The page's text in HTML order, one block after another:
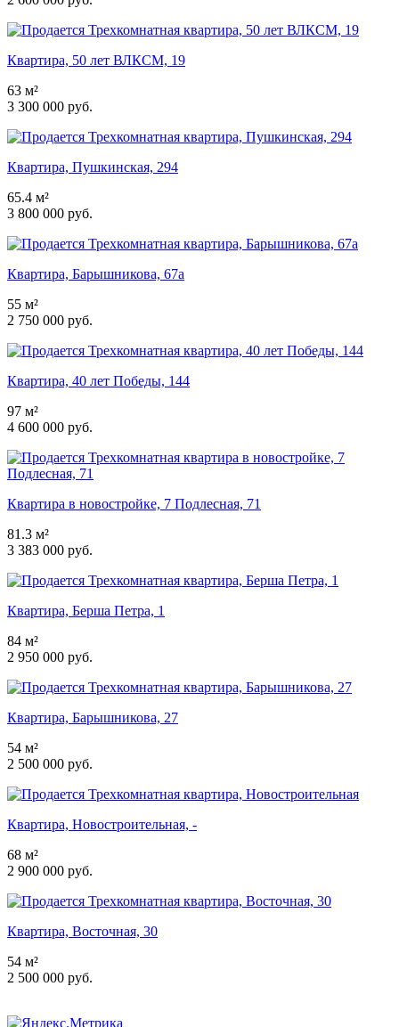
Квартира, 50 лет ВЛКСМ, 19
63 м²
3 300 000 руб.
Квартира, Пушкинская, 294
65.4 м²
3 800 000 руб.
Квартира, Барышникова, 67а
55 м²
2 750 000 руб.
Квартира, 40 лет Победы, 144
97 м²
4 600 000 руб.
Квартира в новостройке, 7 Подлесная, 71
81.3 м²
3 383 000 руб.
Квартира, Берша Петра, 1
84 м²
2 950 000 руб.
Квартира, Барышникова, 27
54 м²
2 500 000 руб.
Квартира, Новостроительная, -
68 м²
2 900 000 руб.
Квартира, Восточная, 30
54 м²
2 500 000 руб.